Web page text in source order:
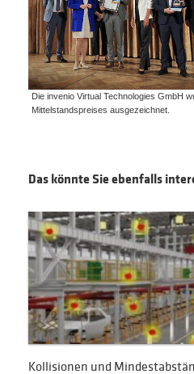
Die invenio Virtual Technologies GmbH
Mittelstandspreises ausgezeichnet.
Das könnte Sie ebenfalls
Kollisionen und